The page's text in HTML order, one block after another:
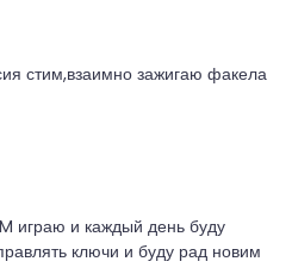
стим,взаимно зажигаю факела
играю и каждый день буду
ключи и буду рад новим